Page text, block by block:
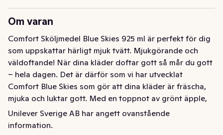
Om varan
Comfort Sköljmedel Blue Skies 925 ml är perfekt för dig
som uppskattar härligt mjuk tvätt. Mjukgörande och
väldoftande! När dina kläder doftar gott så mår du gott
– hela dagen. Det är därför som vi har utvecklat
Comfort Blue Skies som gör att dina kläder är fräscha,
mjuka och luktar gott. Med en toppnot av grönt äpple,
mittnot av ros och en basnot av sandelträ, har Comfort
Blue sköljmedel en underbar, frisk doft som ger en
Unilever Sverige AB har angett ovanstående
information.